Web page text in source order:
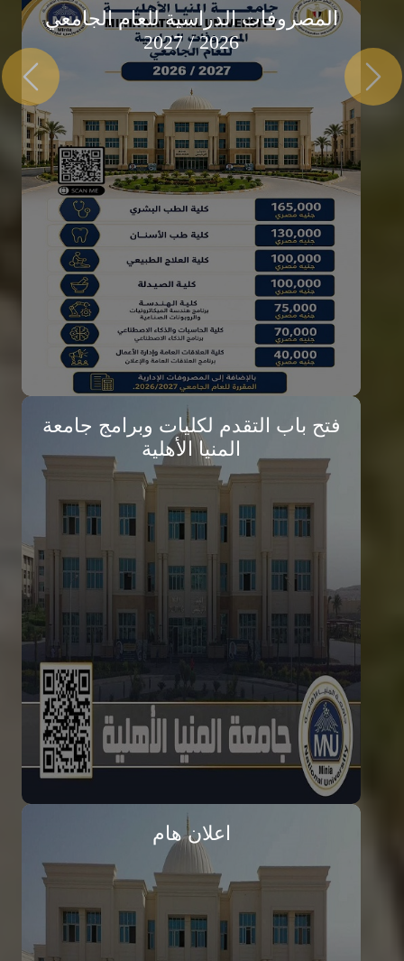
تعرف علي جامعة المنيا الأهلية
تفاصيل الخبر
المصروفات الدراسية للعام الجامعي
2026 / 2027
المصروفات الدراسية للعام الجامعي
2026 / 2027
تفاصيل الخبر
فتح باب التقدم لكليات وبرامج جامعة
المنيا الأهلية
اعلان هام